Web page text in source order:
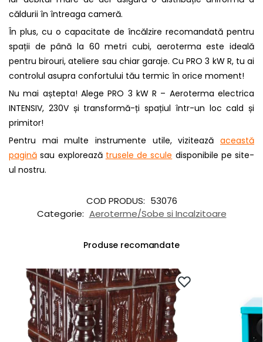
căldurii în întreaga cameră.
În plus, cu o capacitate de încălzire recomandată pentru
spații de până la 60 metri cubi, aeroterma este ideală
pentru birouri, ateliere sau chiar garaje. Cu PRO 3 kW R, tu ai
controlul asupra confortului tău termic în orice moment!
Nu mai aștepta! Alege PRO 3 kW R – Aeroterma electrica
INTENSIV, 230V și transformă-ți spațiul într-un loc cald și
primitor!
Pentru mai multe instrumente utile, vizitează această
pagină sau explorează trusele de scule disponibile pe site-
ul nostru.
COD PRODUS: 53076
Categorie: Aeroterme/Sobe si Incalzitoare
Produse recomandate